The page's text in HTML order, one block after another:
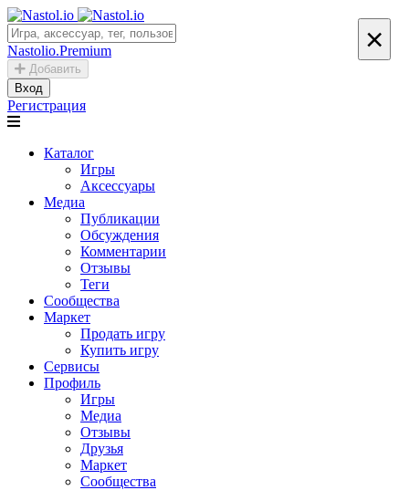
Nastolio.Premium
Добавить
Вход
Регистрация
Каталог
Игры
Аксессуары
Медиа
Публикации
Обсуждения
Комментарии
Отзывы
Теги
Сообщества
Маркет
Продать игру
Купить игру
Сервисы
Профиль
Игры
Медиа
Отзывы
Друзья
Маркет
Сообщества
×